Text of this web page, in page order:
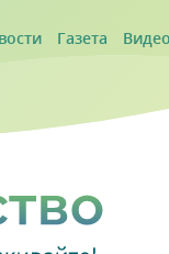
Газета Видео